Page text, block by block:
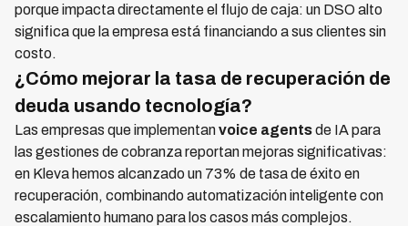
porque impacta directamente el flujo de caja: un DSO alto
significa que la empresa está financiando a sus clientes sin
costo.
¿Cómo mejorar la tasa de recuperación de
deuda usando tecnología?
Las empresas que implementanvoice agentsde IA para
las gestiones de cobranza reportan mejoras significativas:
en Kleva hemos alcanzado un 73% de tasa de éxito en
recuperación, combinando automatización inteligente con
escalamiento humano para los casos más complejos.